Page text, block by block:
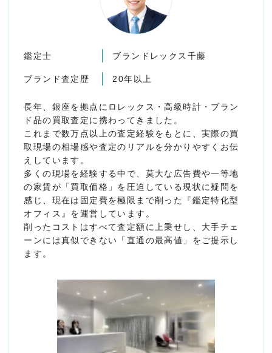
鑑定士 ブランドレックス千藤
ブランド査定歴 20年以上
長年、銀座を拠点にロレックス・高級時計・ブラン
ド品の買取査定に携わってきました。
これまで数万点以上の査定経験をもとに、実際の買
取現場の相場感や査定のリアルを分かりやすくお伝
えしています。
多くの現場を経験する中で、莫大な広告費や一等地
の家賃が「買取価格」を圧迫している現状に疑問を
感じ、現在は固定費を極限まで削った『鑑定特化型
オフィス』を運営しています。
削ったコストはすべて査定額に上乗せし、大手チェ
ーンには真似できない「直通の最高値」をご提示し
ます。